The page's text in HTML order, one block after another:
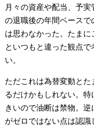
月々の資産や配当、予
の退職後の年間ベースで
は思わなかった。たま
といつもと違った観点
い。
ただこれは為替変動とた
るだけかもしれない。
きいので油断は禁物。
がゼロではない点は認識